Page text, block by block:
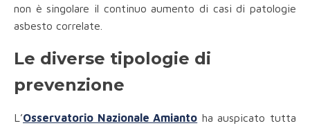
non è singolare il continuo aumento di casi di patologie
asbesto correlate.
Le diverse tipologie di
prevenzione
L’Osservatorio Nazionale Amianto ha auspicato tutta